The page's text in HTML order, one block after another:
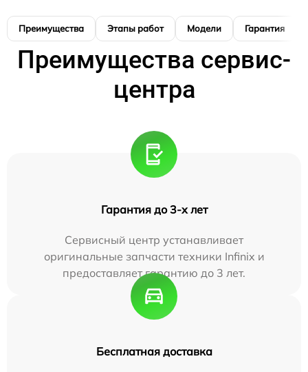
Преимущества Этапы работ Модели Гарантия
Преимущества сервис-
центра
Гарантия до 3-х лет
Сервисный центр устанавливает
оригинальные запчасти техники Infinix и
предоставляет гарантию до 3 лет.
Бесплатная доставка